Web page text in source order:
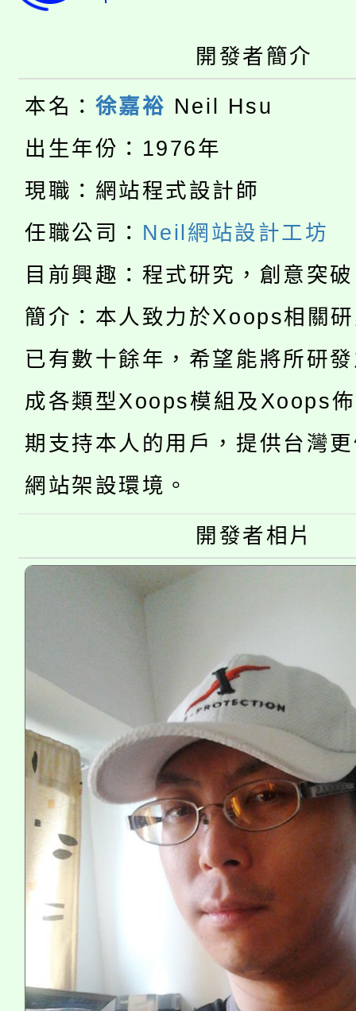
視費優惠，中低收入戶
半價優惠，詳情可洽有
者。
大園自造教育及科技
份教師增能研習
大溪自造教育及科技中
份教師研習
淨零綠生活教案入校路
會
115年食農教育專業人
程
「本色祭」8/29、30在
場熱烈登場!
8/21下午1時於龍潭區
徵才活動。
局官網。
8月14至27日，桃園電
115年桃園市運動會8/
田徑場及游泳池舉行。
桃園市低收入戶享有免
視費優惠，中低收入戶
半價優惠，詳情可洽有
者。
大園自造教育及科技中
份教師增能研習
大溪自造教育及科技中
份教師研習
淨零綠生活教案入校路
115年食農教育專業人
開發者簡介
本名： 徐嘉裕 Neil Hsu
出生年份：1976年
現職：網站程式設計師
任職公司： Neil網站設計工坊
目前興趣：程式研究，創意突
簡介：本人致力於Xoops相關
已有數十餘年，希望能將所研
成各類型Xoops模組及Xoops
期支持本人的用戶，提供台灣
網站架設環境。
開發者相片